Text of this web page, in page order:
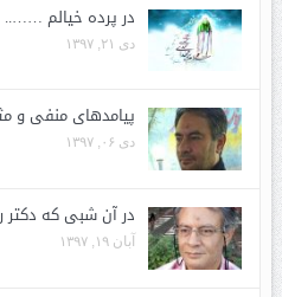
در پرده خیالم ……..
دی ۲۱, ۱۳۹۷
پیامدهای منفی و
دی ۰۶, ۱۳۹۷
در آن شبی که
آبان ۱۹, ۱۳۹۷